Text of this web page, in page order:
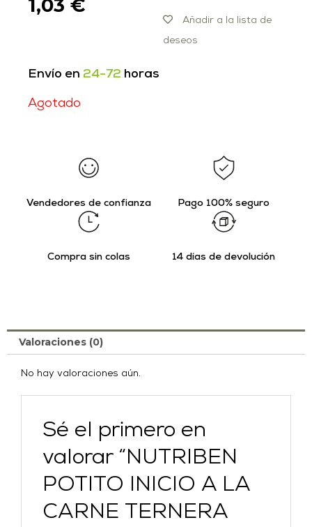
1,03 €
Añadir a la lista de
deseos
Envío en 24-72 horas
Agotado
Vendedores de confianza Pago 100% seguro
Compra sin colas 14 días de devolución
Valoraciones (0)
No hay valoraciones aún.
Sé el primero en
valorar “NUTRIBEN
POTITO INICIO A LA
CARNE TERNERA